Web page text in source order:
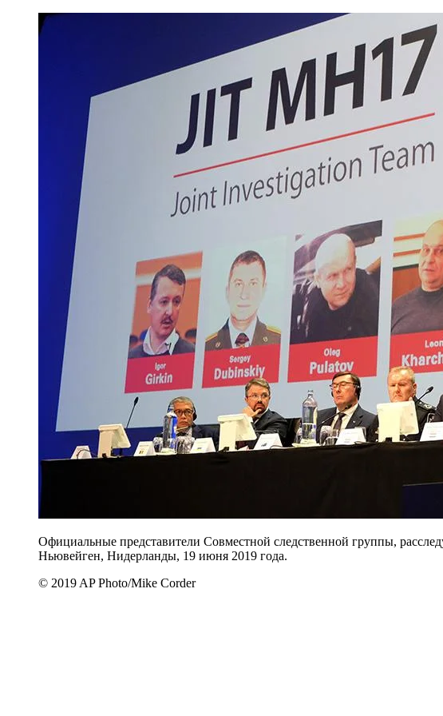
Официальные представители Совместной следственной группы,
Ньювейген, Нидерланды, 19 июня 2019 года.
© 2019 AP Photo/Mike Corder